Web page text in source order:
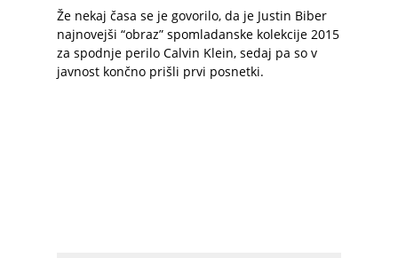
Že nekaj časa se je govorilo, da je Justin Biber
najnovejši “obraz” spomladanske kolekcije 2015
za spodnje perilo Calvin Klein, sedaj pa so v
javnost končno prišli prvi posnetki.